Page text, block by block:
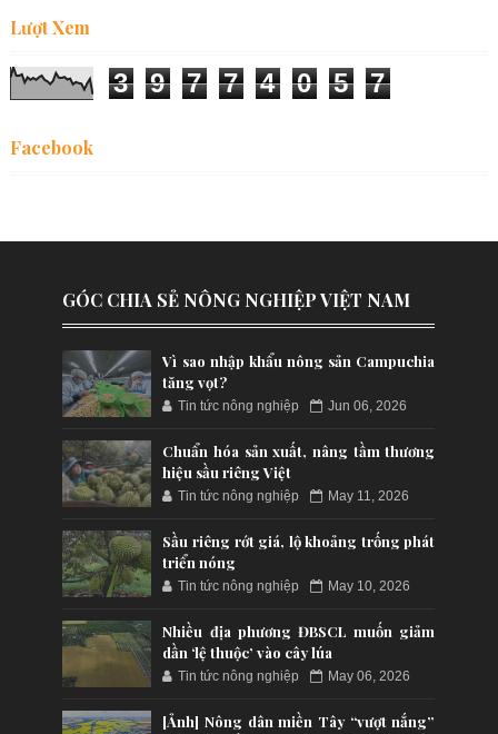
Lượt Xem
3 9 7 7 4 0 5 7
Facebook
GÓC CHIA SẺ NÔNG NGHIỆP VIỆT NAM
Vì sao nhập khẩu nông sản Campuchia
tăng vọt?
Tin tức nông nghiệp Jun 06, 2026
Chuẩn hóa sản xuất, nâng tầm thương
hiệu sầu riêng Việt
Tin tức nông nghiệp May 11, 2026
Sầu riêng rớt giá, lộ khoảng trống phát
triển nóng
Tin tức nông nghiệp May 10, 2026
Nhiều địa phương ĐBSCL muốn giảm
dần ‘lệ thuộc’ vào cây lúa
Tin tức nông nghiệp May 06, 2026
[Ảnh] Nông dân miền Tây “vượt nắng”